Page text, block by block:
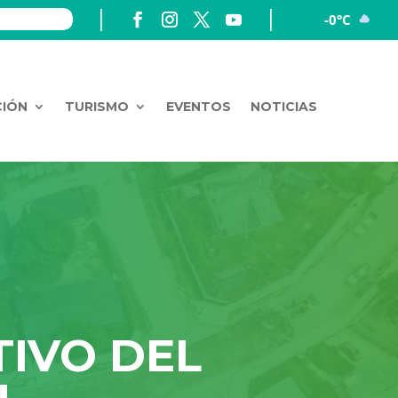
-0°C
TURISMO EVENTOS NOTICIAS
DEL